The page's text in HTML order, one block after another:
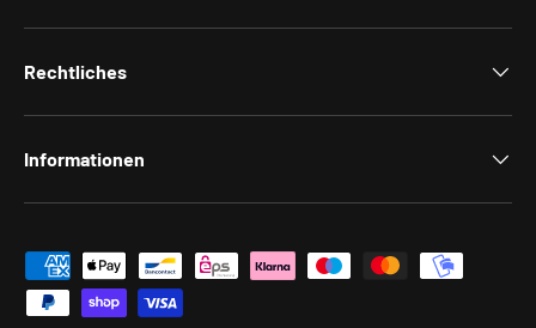
Rechtliches
Informationen
Zahlungsmethoden